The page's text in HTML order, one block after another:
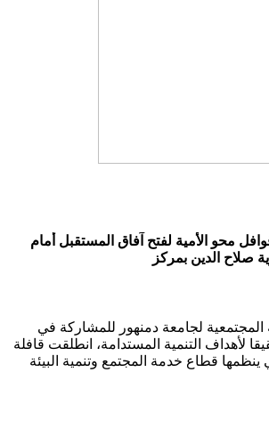
محو الأمية لفتح آفاق المستقبل أمام
صلاح الدين بمركز
المجتمعية لجامعة دمنهور للمشاركة في
لأهداف التنمية المستدامة، انطلقت قافلة
ينظمها قطاع خدمة المجتمع وتنمية البيئة